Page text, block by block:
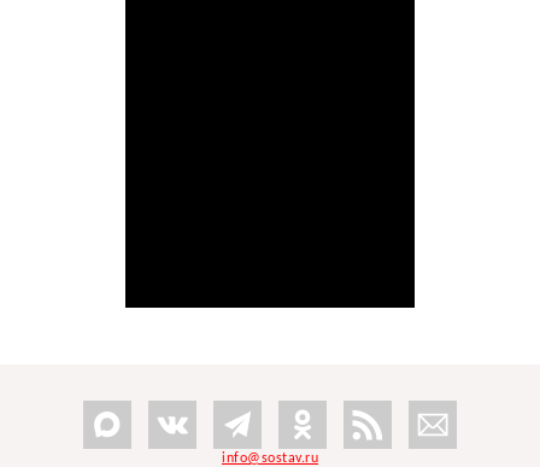
info@sostav.ru